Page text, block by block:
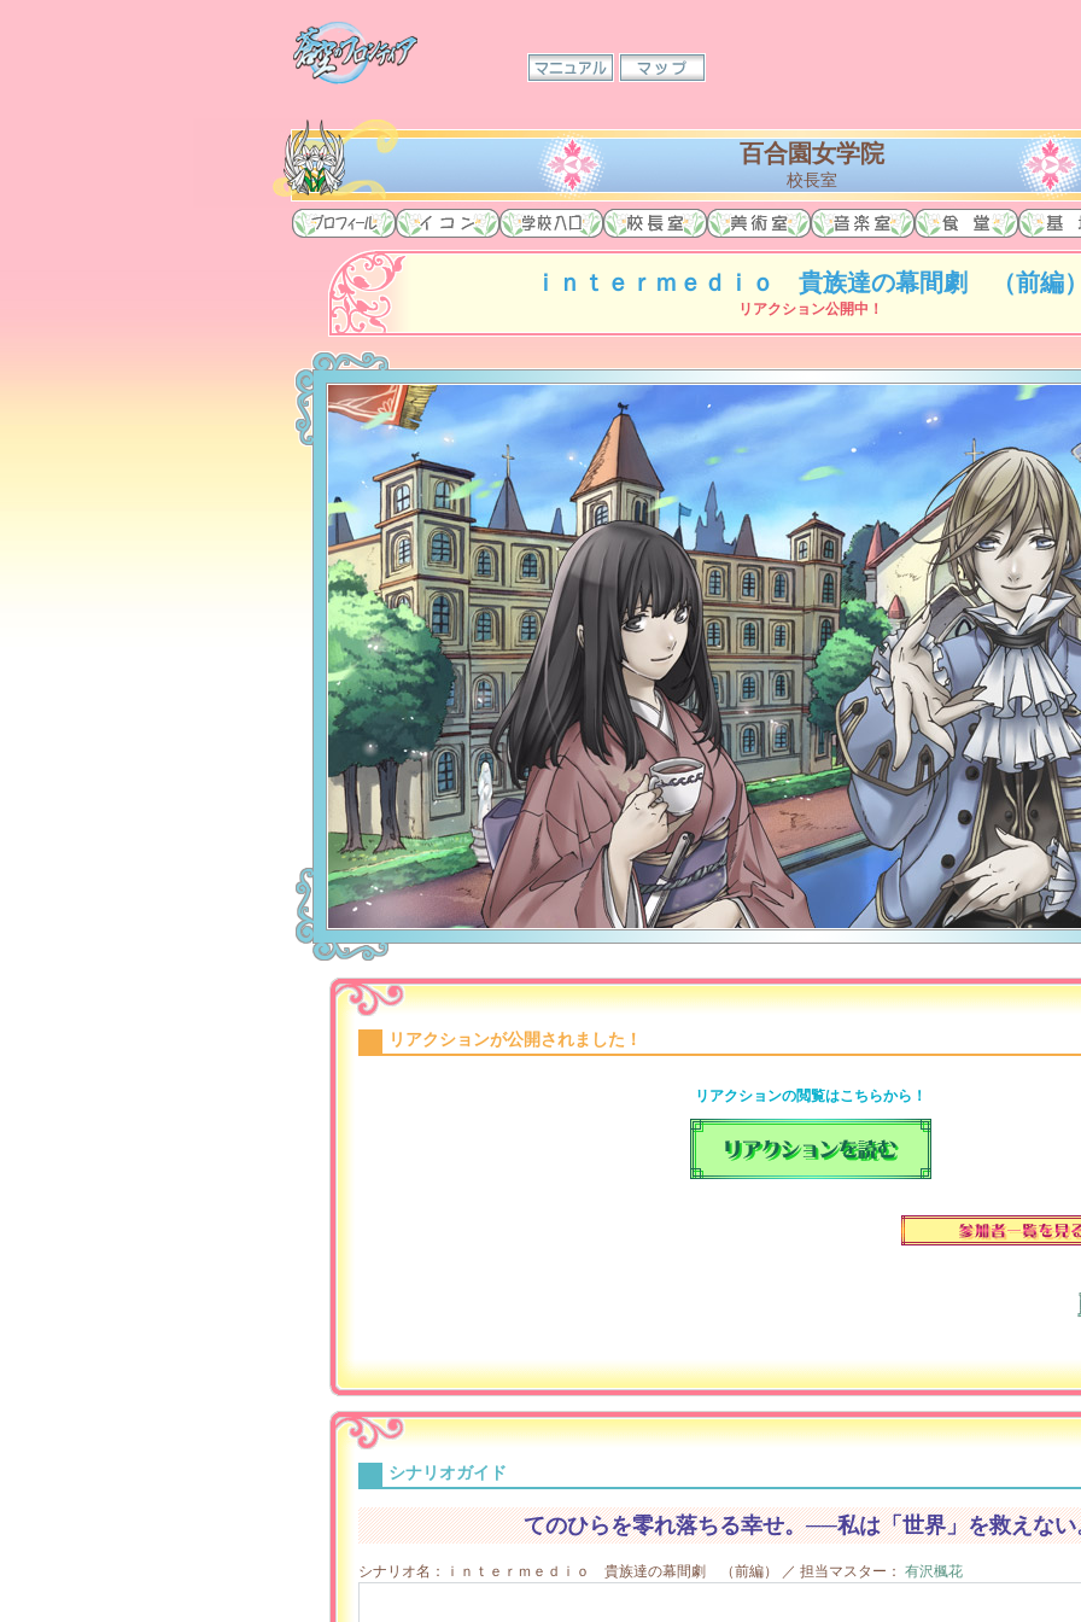
百合園女学院
校長室
ｉｎｔｅｒｍｅｄｉｏ 貴族達の幕間劇 （前編
リアクション公開中！
リアクションが公開されました！
リアクションの閲覧はこちらから！
シナリオガイド
てのひらを零れ落ちる幸せ。──私は「世界」を救えない
シナリオ名：ｉｎｔｅｒｍｅｄｉｏ 貴族達の幕間劇 （前編） ／ 担当マスター： 有沢楓花